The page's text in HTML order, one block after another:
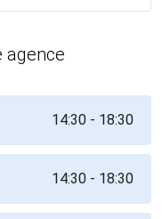
agence
14:30 - 18:30
14:30 - 18:30